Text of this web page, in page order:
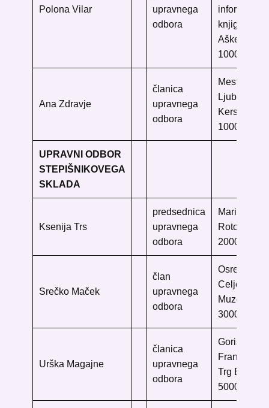
Polona Vilar
upravnega
odbora
knjigarstvo
Aškerčeva
1000
Ana Zdravje
članica
upravnega
odbora
Mestna
Ljubljana
Kersnikova
1000
UPRAVNI ODBOR
STEPIŠNIKOVEGA
SKLADA
Ksenija Trs
predsednica
upravnega
odbora
Mariborska
Rotovški
2000
Srečko Maček
član
upravnega
odbora
Osrednja
Celje
Muzejski
3000 Celje
Urška Magajne
članica
upravnega
odbora
Goriška
Franceta
Trg
5000 Nova